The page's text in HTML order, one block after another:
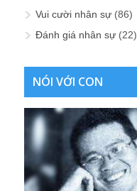
Vui cười nhân sự (86)
Đánh giá nhân sự (22)
NÓI VỚI CON